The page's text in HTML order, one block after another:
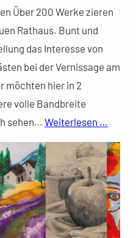
Über 200 Werke zieren
Rathaus. Bunt und
das Interesse von
bei der Vernissage am
möchten hier in 2
volle Bandbreite
sehen… Weiterlesen …